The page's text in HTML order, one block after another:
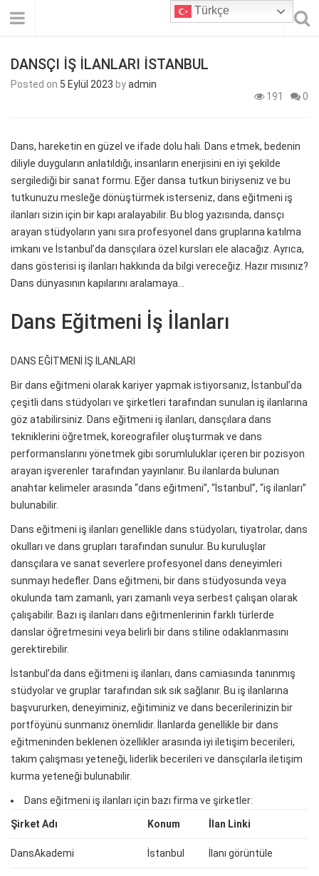
DANSÇI İŞ İLANLARI İSTANBUL
Posted on 5 Eylül 2023 byadmin
191
0
Dans, hareketin en güzel ve ifade dolu hali. Dans etmek, bedenin
diliyle duyguların anlatıldığı, insanların enerjisini en iyi şekilde
sergilediği bir sanat formu. Eğer dansa tutkun biriyseniz ve bu
tutkunuzu mesleğe dönüştürmek isterseniz, dans eğitmeni iş
ilanları sizin için bir kapı aralayabilir. Bu blog yazısında, dansçı
arayan stüdyoların yanı sıra profesyonel dans gruplarına katılma
imkanı ve İstanbul’da dansçılara özel kursları ele alacağız. Ayrıca,
dans gösterisi iş ilanları hakkında da bilgi vereceğiz. Hazır mısınız?
Dans dünyasının kapılarını aralamaya…
Dans Eğitmeni İş İlanları
DANS EĞİTMENİ İŞ İLANLARI
Bir dans eğitmeni olarak kariyer yapmak istiyorsanız, İstanbul’da
çeşitli dans stüdyoları ve şirketleri tarafından sunulan iş ilanlarına
göz atabilirsiniz. Dans eğitmeni iş ilanları, dansçılara dans
tekniklerini öğretmek, koreografiler oluşturmak ve dans
performanslarını yönetmek gibi sorumluluklar içeren bir pozisyon
arayan işverenler tarafından yayınlanır. Bu ilanlarda bulunan
anahtar kelimeler arasında “dans eğitmeni”, “İstanbul”, “iş ilanları”
bulunabilir.
Dans eğitmeni iş ilanları genellikle dans stüdyoları, tiyatrolar, dans
okulları ve dans grupları tarafından sunulur. Bu kuruluşlar
dansçılara ve sanat severlere profesyonel dans deneyimleri
sunmayı hedefler. Dans eğitmeni, bir dans stüdyosunda veya
okulunda tam zamanlı, yarı zamanlı veya serbest çalışan olarak
çalışabilir. Bazı iş ilanları dans eğitmenlerinin farklı türlerde
danslar öğretmesini veya belirli bir dans stiline odaklanmasını
gerektirebilir.
İstanbul’da dans eğitmeni iş ilanları, dans camiasında tanınmış
stüdyolar ve gruplar tarafından sık ​​sık sağlanır. Bu iş ilanlarına
başvururken, deneyiminiz, eğitiminiz ve dans becerilerinizin bir
portföyünü sunmanız önemlidir. İlanlarda genellikle bir dans
eğitmeninden beklenen özellikler arasında iyi iletişim becerileri,
takım çalışması yeteneği, liderlik becerileri ve dansçılarla iletişim
kurma yeteneği bulunabilir.
Dans eğitmeni iş ilanları için bazı firma ve şirketler:
Şirket Adı Konum İlan Linki
DansAkademi İstanbul İlanı görüntüle
Türkçe